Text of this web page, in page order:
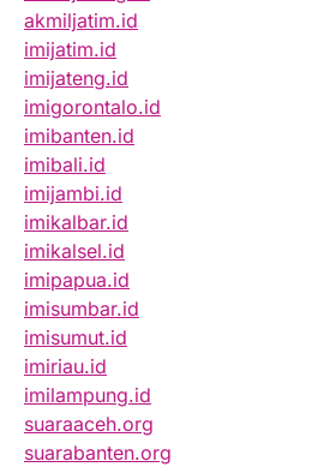
akmiljatim.id
imijatim.id
imijateng.id
imigorontalo.id
imibanten.id
imibali.id
imijambi.id
imikalbar.id
imikalsel.id
imipapua.id
imisumbar.id
imisumut.id
imiriau.id
imilampung.id
suaraaceh.org
suarabanten.org